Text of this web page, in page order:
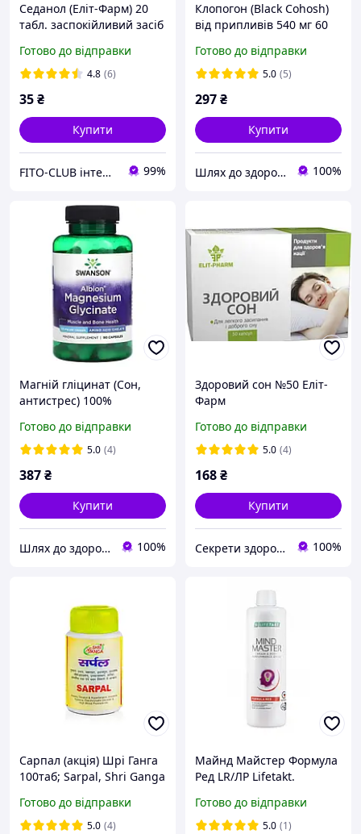
Седанол (Еліт-Фарм) 20
табл. заспокійливий засіб
Готово до відправки
4.8 (6)
35₴
Купити
FITO-CLUB інтернет-магазин 99%
Клопогон (Black Cohosh)
від припливів 540 мг 60
менопаузі Swanson США
Готово до відправки
5.0 (5)
297₴
Купити
Шлях до здоров'я 100%
Магній гліцинат (Сон,
антистрес) 100%
від нічних судом в ногах
Swanson США
Готово до відправки
5.0 (4)
387₴
Купити
Шлях до здоров'я 100%
Здоровий сон №50 Еліт-
Фарм
Готово до відправки
5.0 (4)
168₴
Купити
Секрети здоров'я Інтернет-магазин натуральних препаратів 100%
Сарпал (акція) Шрі Ганга
100таб; Sarpal, Shri Ganga
Готово до відправки
5.0 (4)
Майнд Майстер Формула
Ред LR/ЛР Lifetakt.
Підвищення розумової
працездатності.
Готово до відправки
5.0 (1)